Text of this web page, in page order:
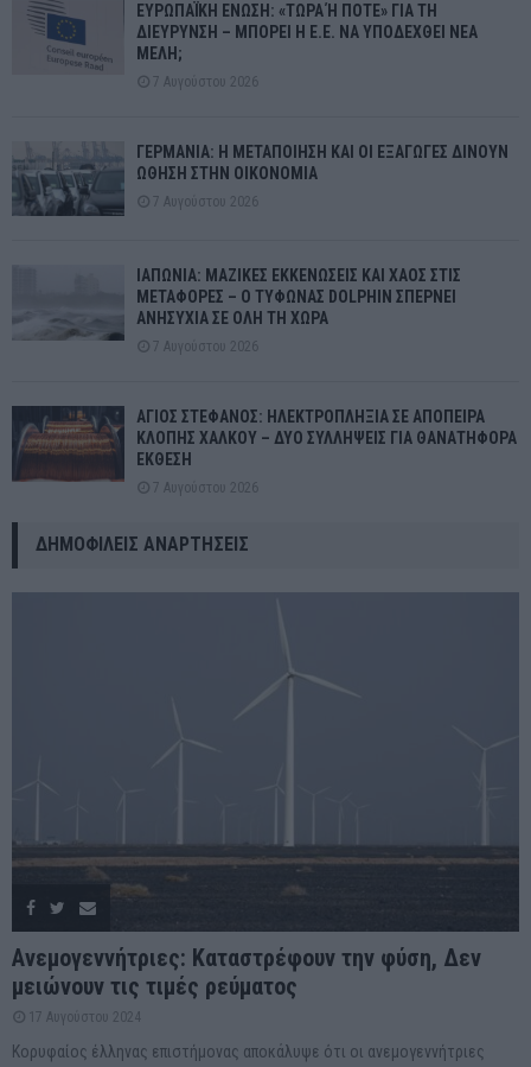
ΕΥΡΩΠΑΪΚΗ ΕΝΩΣΗ: «ΤΩΡΑ Ή ΠΟΤΕ» ΓΙΑ ΤΗ
ΔΙΕΥΡΥΝΣΗ – ΜΠΟΡΕΙ Η Ε.Ε. ΝΑ ΥΠΟΔΕΧΘΕΙ ΝΕΑ
ΜΕΛΗ;
7 Αυγούστου 2026
ΓΕΡΜΑΝΙΑ: Η ΜΕΤΑΠΟΙΗΣΗ ΚΑΙ ΟΙ ΕΞΑΓΩΓΕΣ ΔΙΝΟΥΝ
ΩΘΗΣΗ ΣΤΗΝ ΟΙΚΟΝΟΜΙΑ
7 Αυγούστου 2026
ΙΑΠΩΝΙΑ: ΜΑΖΙΚΕΣ ΕΚΚΕΝΩΣΕΙΣ ΚΑΙ ΧΑΟΣ ΣΤΙΣ
ΜΕΤΑΦΟΡΕΣ – Ο ΤΥΦΩΝΑΣ DOLPHIN ΣΠΕΡΝΕΙ
ΑΝΗΣΥΧΙΑ ΣΕ ΟΛΗ ΤΗ ΧΩΡΑ
7 Αυγούστου 2026
ΑΓΙΟΣ ΣΤΕΦΑΝΟΣ: ΗΛΕΚΤΡΟΠΛΗΞΙΑ ΣΕ ΑΠΟΠΕΙΡΑ
ΚΛΟΠΗΣ ΧΑΛΚΟΥ – ΔΥΟ ΣΥΛΛΗΨΕΙΣ ΓΙΑ ΘΑΝΑΤΗΦΟΡΑ
ΕΚΘΕΣΗ
7 Αυγούστου 2026
ΔΗΜΟΦΙΛΕΊΣ ΑΝΑΡΤΉΣΕΙΣ
Ανεμογεννήτριες: Καταστρέφουν την φύση, Δεν
μειώνουν τις τιμές ρεύματος
17 Αυγούστου 2024
Κορυφαίος έλληνας επιστήμονας αποκάλυψε ότι οι ανεμογεννήτριες